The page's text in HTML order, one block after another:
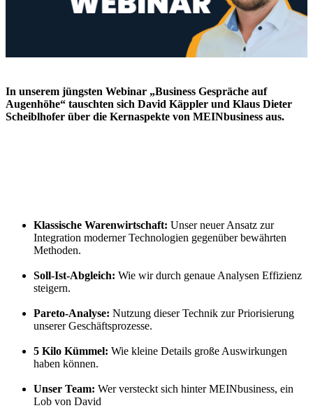
In unserem jüngsten Webinar „Business Gespräche auf
Augenhöhe“ tauschten sich David Käppler und Klaus Dieter
Scheiblhofer über die Kernaspekte von MEINbusiness aus.
Klassische Warenwirtschaft: Unser neuer Ansatz zur
Integration moderner Technologien gegenüber bewährten
Methoden.
Soll-Ist-Abgleich: Wie wir durch genaue Analysen Effizienz
steigern.
Pareto-Analyse: Nutzung dieser Technik zur Priorisierung
unserer Geschäftsprozesse.
5 Kilo Kümmel: Wie kleine Details große Auswirkungen
haben können.
Unser Team: Wer versteckt sich hinter MEINbusiness, ein
Lob von David